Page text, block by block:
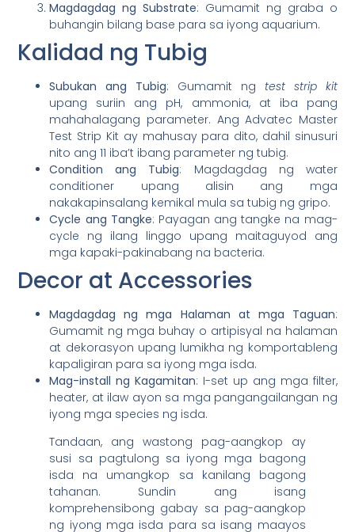
Magdagdag ng Substrate: Gumamit ng graba o
buhangin bilang base para sa iyong aquarium.
Kalidad ng Tubig
Subukan ang Tubig: Gumamit ng test strip kit
upang suriin ang pH, ammonia, at iba pang
mahahalagang parameter. Ang Advatec Master
Test Strip Kit ay mahusay para dito, dahil sinusuri
nito ang 11 iba’t ibang parameter ng tubig.
Condition ang Tubig: Magdagdag ng water
conditioner upang alisin ang mga
nakakapinsalang kemikal mula sa tubig ng gripo.
Cycle ang Tangke: Payagan ang tangke na mag-
cycle ng ilang linggo upang maitaguyod ang
mga kapaki-pakinabang na bacteria.
Decor at Accessories
Magdagdag ng mga Halaman at mga Taguan:
Gumamit ng mga buhay o artipisyal na halaman
at dekorasyon upang lumikha ng komportableng
kapaligiran para sa iyong mga isda.
Mag-install ng Kagamitan: I-set up ang mga filter,
heater, at ilaw ayon sa mga pangangailangan ng
iyong mga species ng isda.
Tandaan, ang wastong pag-aangkop ay
susi sa pagtulong sa iyong mga bagong
isda na umangkop sa kanilang bagong
tahanan. Sundin ang isang
komprehensibong gabay sa pag-aangkop
ng iyong mga isda para sa isang maayos